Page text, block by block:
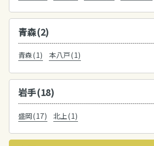
青森(2)
青森(1) 本八戸(1)
岩手(18)
盛岡(17) 北上(1)